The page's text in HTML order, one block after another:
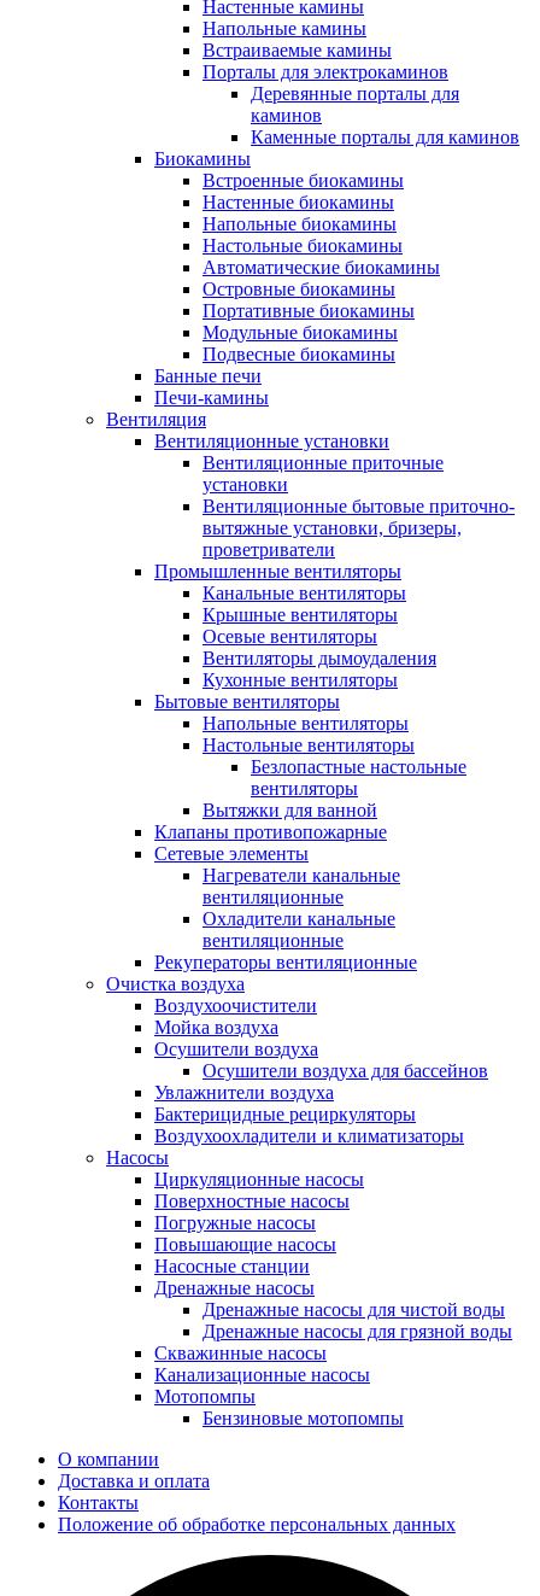
Настенные камины
Напольные камины
Встраиваемые камины
Порталы для электрокаминов
Деревянные порталы для
каминов
Каменные порталы для каминов
Биокамины
Встроенные биокамины
Настенные биокамины
Напольные биокамины
Настольные биокамины
Автоматические биокамины
Островные биокамины
Портативные биокамины
Модульные биокамины
Подвесные биокамины
Банные печи
Печи-камины
Вентиляция
Вентиляционные установки
Вентиляционные приточные
установки
Вентиляционные бытовые приточно-
вытяжные установки, бризеры,
проветриватели
Промышленные вентиляторы
Канальные вентиляторы
Крышные вентиляторы
Осевые вентиляторы
Вентиляторы дымоудаления
Кухонные вентиляторы
Бытовые вентиляторы
Напольные вентиляторы
Настольные вентиляторы
Безлопастные настольные
вентиляторы
Вытяжки для ванной
Клапаны противопожарные
Сетевые элементы
Нагреватели канальные
вентиляционные
Охладители канальные
вентиляционные
Рекуператоры вентиляционные
Очистка воздуха
Воздухоочистители
Мойка воздуха
Осушители воздуха
Осушители воздуха для бассейнов
Увлажнители воздуха
Бактерицидные рециркуляторы
Воздухоохладители и климатизаторы
Насосы
Циркуляционные насосы
Поверхностные насосы
Погружные насосы
Повышающие насосы
Насосные станции
Дренажные насосы
Дренажные насосы для чистой воды
Дренажные насосы для грязной воды
Скважинные насосы
Канализационные насосы
Мотопомпы
Бензиновые мотопомпы
О компании
Доставка и оплата
Контакты
Положение об обработке персональных данных